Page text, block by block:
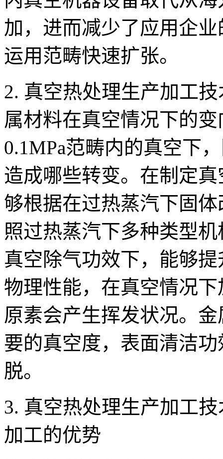
加，进而减少了应用企
运用范畴快速扩张。
2. 真空热处理生产加工
属材料在真空情况下的
0.1MPa范畴内的真空下
造成哪些转变。在制定
够根据在过热蒸汽下固
照过热蒸汽下多种类型
真空除气功效下，能够
物理性能，在真空情况
原素会产生挥发状况。
要的真空度，表面清洁
脱。
3. 真空热处理生产加工
加工的优势